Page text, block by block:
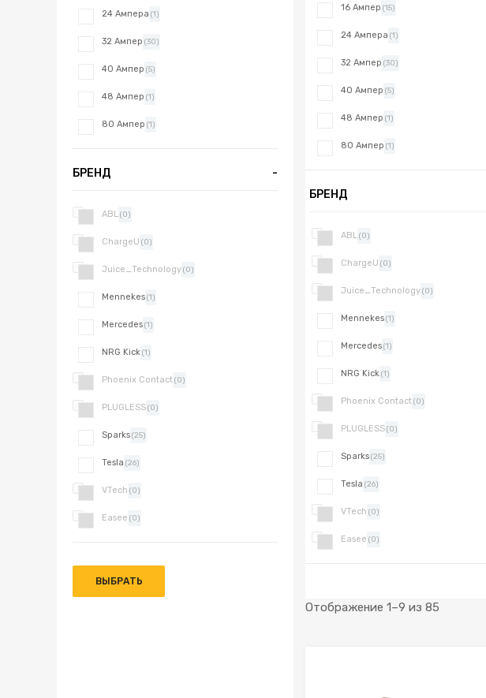
16 Ампер (15)
24 Ампера (1)
32 Ампер (30)
40 Ампер (5)
48 Ампер (1)
80 Ампер (1)
БРЕНД
ABL(0)
ChargeU (0)
Juice_Technology(0)
Mennekes(1)
Mercedes(1)
NRG Kick(1)
Phoenix Contact(0)
PLUGLESS(0)
Sparks(25)
Tesla (26)
VTech (0)
Easee (0)
Отображение 1–9 из 85
24 Ампера (1)
32 Ампер (30)
40 Ампер (5)
48 Ампер (1)
80 Ампер (1)
БРЕНД -
ABL(0)
ChargeU (0)
Juice_Technology(0)
Mennekes(1)
Mercedes(1)
NRG Kick(1)
Phoenix Contact(0)
PLUGLESS(0)
Sparks(25)
Tesla (26)
VTech (0)
Easee (0)
ВЫБРАТЬ